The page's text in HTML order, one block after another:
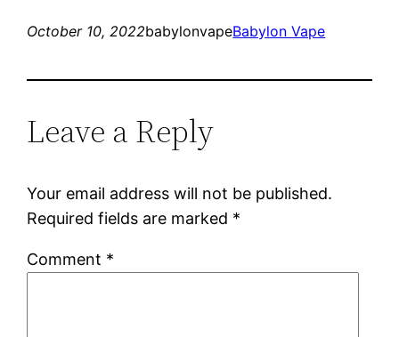
October 10, 2022babylonvapeBabylon Vape
Leave a Reply
Your email address will not be published.
Required fields are marked *
Comment *